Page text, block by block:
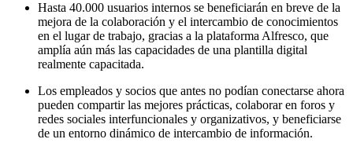
Hasta 40.000 usuarios internos se beneficiarán en breve de la
mejora de la colaboración y el intercambio de conocimientos
en el lugar de trabajo, gracias a la plataforma Alfresco, que
amplía aún más las capacidades de una plantilla digital
realmente capacitada.
Los empleados y socios que antes no podían conectarse ahora
pueden compartir las mejores prácticas, colaborar en foros y
redes sociales interfuncionales y organizativos, y beneficiarse
de un entorno dinámico de intercambio de información.